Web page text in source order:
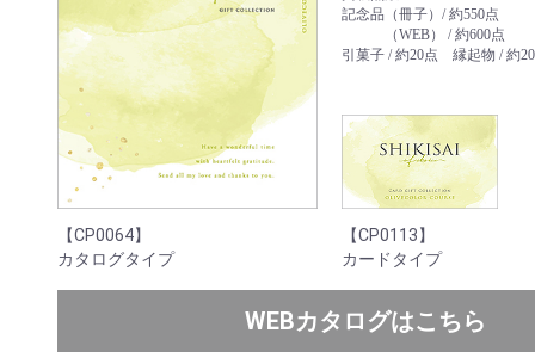
【CP0064】
カタログタイプ
記念品（冊子）/ 約550点
（WEB） / 約600点
引菓子 / 約20点 縁起物 / 約
【CP0113】
カードタイプ
WEBカタログはこちら